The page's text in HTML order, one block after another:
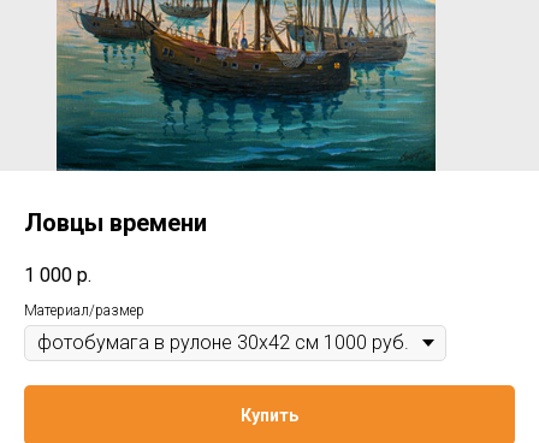
Ловцы времени
1 000 р.
Материал/размер
Купить